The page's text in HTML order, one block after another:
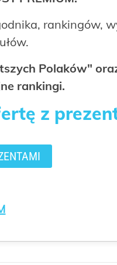
rankingów,
Polaków"
rankingi.
z